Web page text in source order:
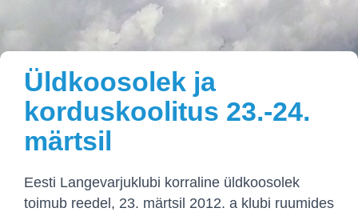
Üldkoosolek ja
korduskoolitus 23.-24.
märtsil
Eesti Langevarjuklubi korraline üldkoosolek
toimub reedel, 23. märtsil 2012. a klubi ruumides